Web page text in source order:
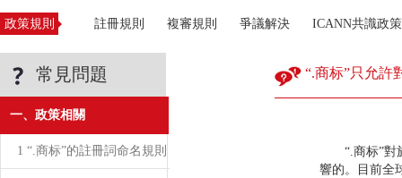
政策規則 註冊規則 複審規則 爭議解決 ICANN共識政策
常見問題
一、政策相關
1 “.商标”的註冊詞命名規則
“.商标”只允許
“.商标”對於
響的。目前全